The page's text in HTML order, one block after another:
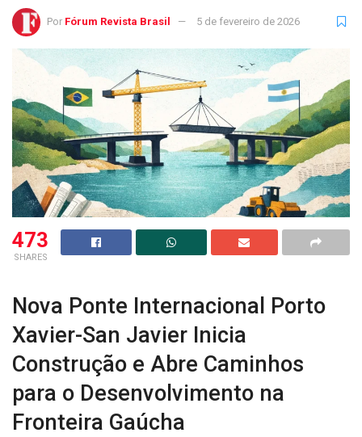
Por Fórum Revista Brasil 5 de fevereiro de 2026
473
SHARES
Nova Ponte Internacional Porto
Xavier-San Javier Inicia
Construção e Abre Caminhos
para o Desenvolvimento na
Fronteira Gaúcha